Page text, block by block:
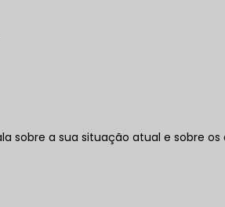
sobre a sua situação atual e sobre os